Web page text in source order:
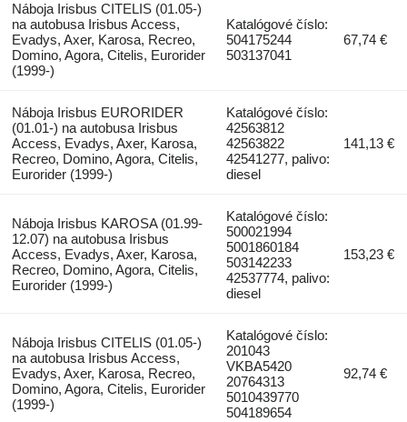
Náboja Irisbus CITELIS (01.05-)
na autobusa Irisbus Access,
Evadys, Axer, Karosa, Recreo,
Domino, Agora, Citelis, Eurorider
(1999-)
Katalógové číslo:
504175244
503137041
67,74 €
Náboja Irisbus EURORIDER
(01.01-) na autobusa Irisbus
Access, Evadys, Axer, Karosa,
Recreo, Domino, Agora, Citelis,
Eurorider (1999-)
Katalógové číslo:
42563812
42563822
42541277, palivo:
diesel
141,13 €
Náboja Irisbus KAROSA (01.99-
12.07) na autobusa Irisbus
Access, Evadys, Axer, Karosa,
Recreo, Domino, Agora, Citelis,
Eurorider (1999-)
Katalógové číslo:
500021994
5001860184
503142233
42537774, palivo:
diesel
153,23 €
Náboja Irisbus CITELIS (01.05-)
na autobusa Irisbus Access,
Evadys, Axer, Karosa, Recreo,
Domino, Agora, Citelis, Eurorider
(1999-)
Katalógové číslo:
201043
VKBA5420
20764313
5010439770
504189654
92,74 €